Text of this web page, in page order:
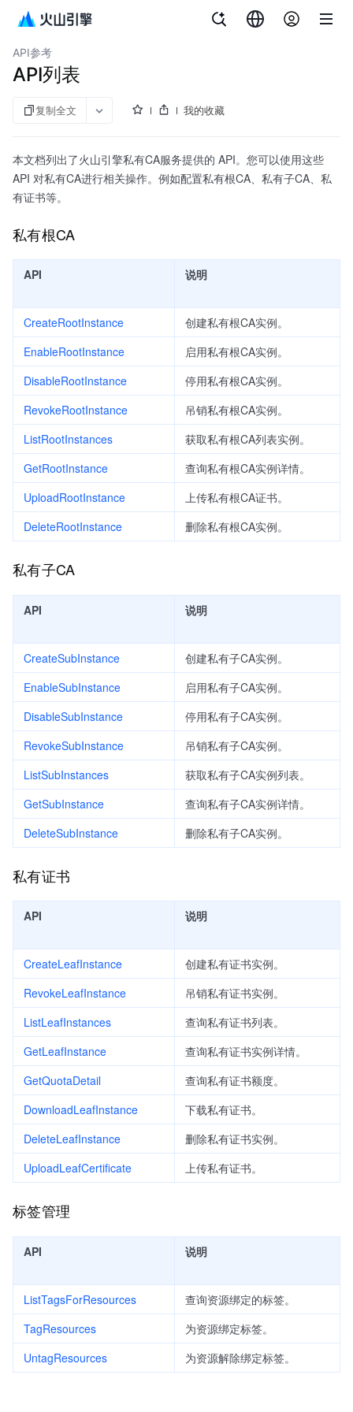
证书中心
API参考
API列表
复制全文 我的收藏
本文档列出了火山引擎私有CA服务提供的 API。您可以使用这些
API 对私有CA进行相关操作。例如配置私有根CA、私有子CA、私
有证书等。
私有根CA
API 说明
CreateRootInstance
创建私有根CA实例。
EnableRootInstance
启用私有根CA实例。
DisableRootInstance
停用私有根CA实例。
RevokeRootInstance
吊销私有根CA实例。
ListRootInstances
获取私有根CA列表实例。
GetRootInstance
查询私有根CA实例详情。
UploadRootInstance
上传私有根CA证书。
DeleteRootInstance
删除私有根CA实例。
私有子CA
API 说明
CreateSubInstance
创建私有子CA实例。
EnableSubInstance
启用私有子CA实例。
DisableSubInstance
停用私有子CA实例。
RevokeSubInstance
吊销私有子CA实例。
ListSubInstances
获取私有子CA实例列表。
GetSubInstance
查询私有子CA实例详情。
DeleteSubInstance
删除私有子CA实例。
私有证书
API 说明
CreateLeafInstance
创建私有证书实例。
RevokeLeafInstance
吊销私有证书实例。
ListLeafInstances
查询私有证书列表。
GetLeafInstance
查询私有证书实例详情。
GetQuotaDetail
查询私有证书额度。
DownloadLeafInstance
下载私有证书。
DeleteLeafInstance
删除私有证书实例。
UploadLeafCertificate
上传私有证书。
标签管理
API 说明
ListTagsForResources
查询资源绑定的标签。
TagResources
为资源绑定标签。
UntagResources
为资源解除绑定标签。